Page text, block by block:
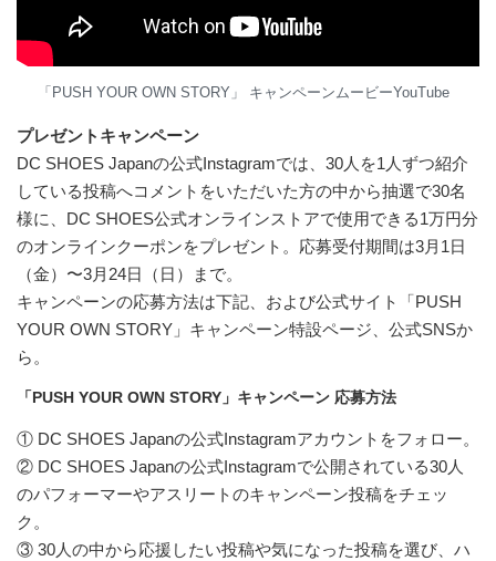
「PUSH YOUR OWN STORY」 キャンペーンムービーYouTube
プレゼントキャンペーン
DC SHOES Japanの公式Instagramでは、30人を1人ずつ紹介
している投稿へコメントをいただいた方の中から抽選で30名
様に、DC SHOES公式オンラインストアで使用できる1万円分
のオンラインクーポンをプレゼント。応募受付期間は3月1日
（金）〜3月24日（日）まで。
キャンペーンの応募方法は下記、および公式サイト「PUSH
YOUR OWN STORY」キャンペーン特設ページ、公式SNSか
ら。
「PUSH YOUR OWN STORY」キャンペーン 応募方法
① DC SHOES Japanの公式Instagramアカウントをフォロー。
② DC SHOES Japanの公式Instagramで公開されている30人
のパフォーマーやアスリートのキャンペーン投稿をチェッ
ク。
③ 30人の中から応援したい投稿や気になった投稿を選び、ハ